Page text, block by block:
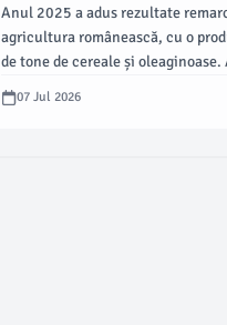
Anul 2025 a adus rezultate
agricultura românească, cu o
de tone de cereale și
sprijinit companiile agricole să-și
conform unui clasament realizat
07 Jul 2026